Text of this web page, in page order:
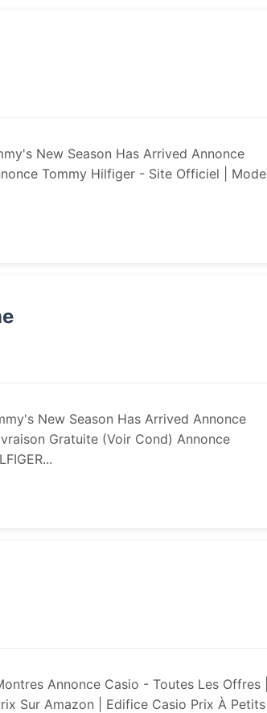
New Season Has Arrived Annonce
Tommy Hilfiger - Site Officiel | Mode
New Season Has Arrived Annonce
Gratuite (voir Cond) Annonce
Annonce Casio - Toutes Les Offres |
Sur Amazon | Edifice Casio Prix À Petits